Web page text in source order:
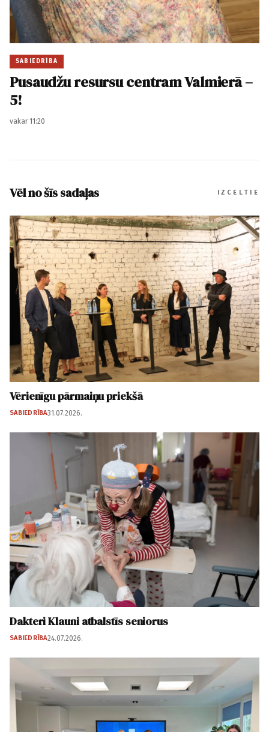
SABIEDRĪBA
Pusaudžu resursu centram Valmierā –
5!
vakar 11:20
Vēl no šīs sadaļas IZCELTIE
Vērienīgu pārmaiņu priekšā
SABIEDRĪBA31.07.2026.
Dakteri Klauni atbalstīs seniorus
SABIEDRĪBA24.07.2026.